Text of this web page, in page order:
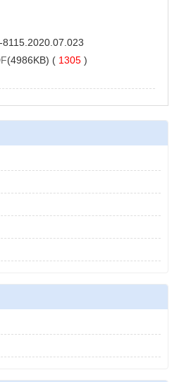
(4986KB) ( 1305 )